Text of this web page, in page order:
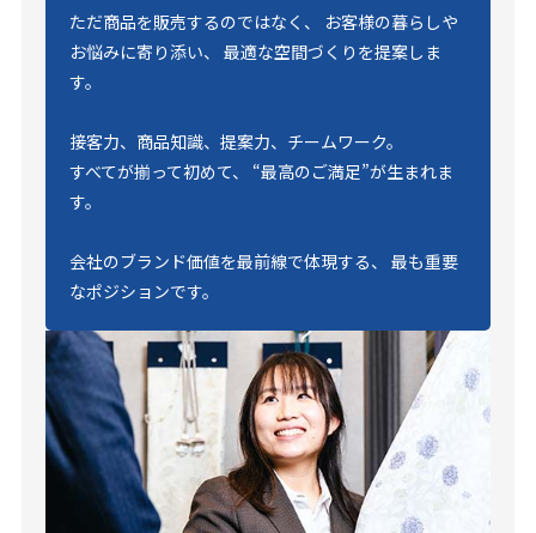
ただ商品を販売するのではなく、 お客様の暮らしや
お悩みに寄り添い、 最適な空間づくりを提案しま
す。
接客力、商品知識、提案力、チームワーク。
すべてが揃って初めて、 “最高のご満足”が生まれま
す。
会社のブランド価値を最前線で体現する、 最も重要
なポジションです。